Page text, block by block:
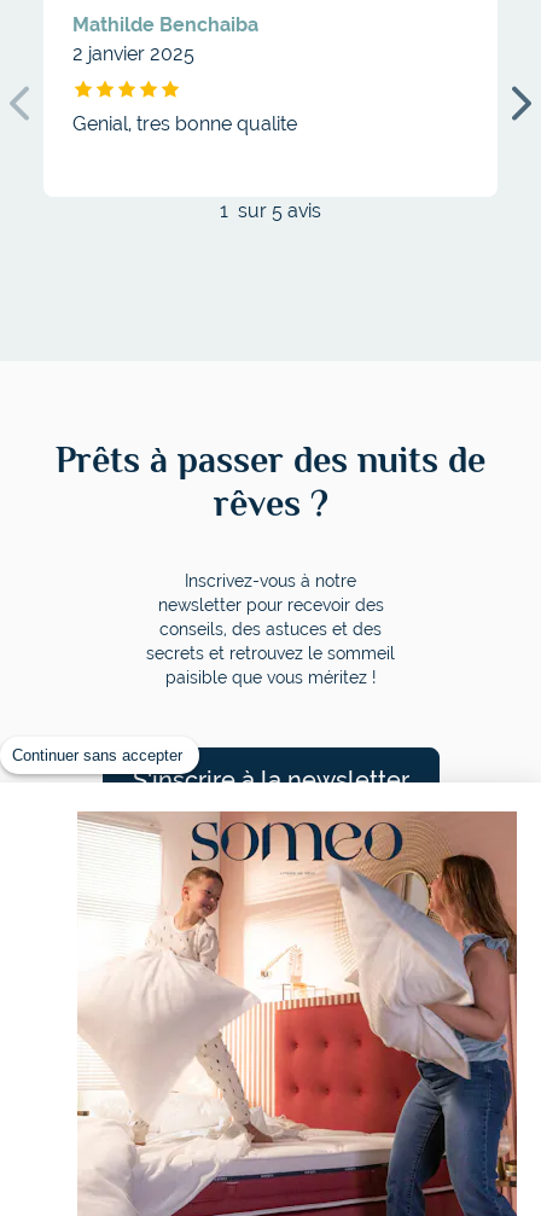
Mathilde Benchaiba
2 janvier 2025
Tête de lit ronda
Genial, tres bonne qualite
1 sur 5 avis
Prêts à passer des nuits de
rêves ?
Inscrivez-vous à notre
newsletter pour recevoir des
conseils, des astuces et des
secrets et retrouvez le sommeil
paisible que vous méritez !
S'inscrire à la newsletter
Nos rêveurs sont comblés
4,50/5 sur 7378 avis
CONTACT
Continuer sans accepter